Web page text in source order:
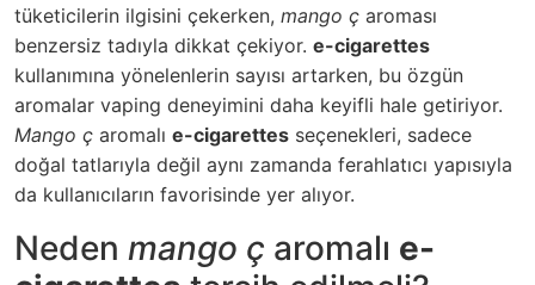
tüketicilerin ilgisini çekerken, mango ç aroması
benzersiz tadıyla dikkat çekiyor. e-cigarettes
kullanımına yönelenlerin sayısı artarken, bu özgün
aromalar vaping deneyimini daha keyifli hale getiriyor.
Mango ç aromalı e-cigarettes seçenekleri, sadece
doğal tatlarıyla değil aynı zamanda ferahlatıcı yapısıyla
da kullanıcıların favorisinde yer alıyor.
Neden mango ç aromalı e-